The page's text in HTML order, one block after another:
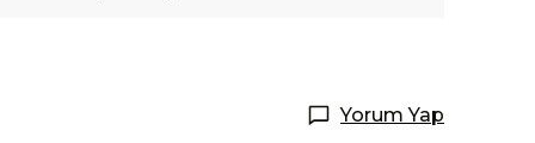
Yorum Yap